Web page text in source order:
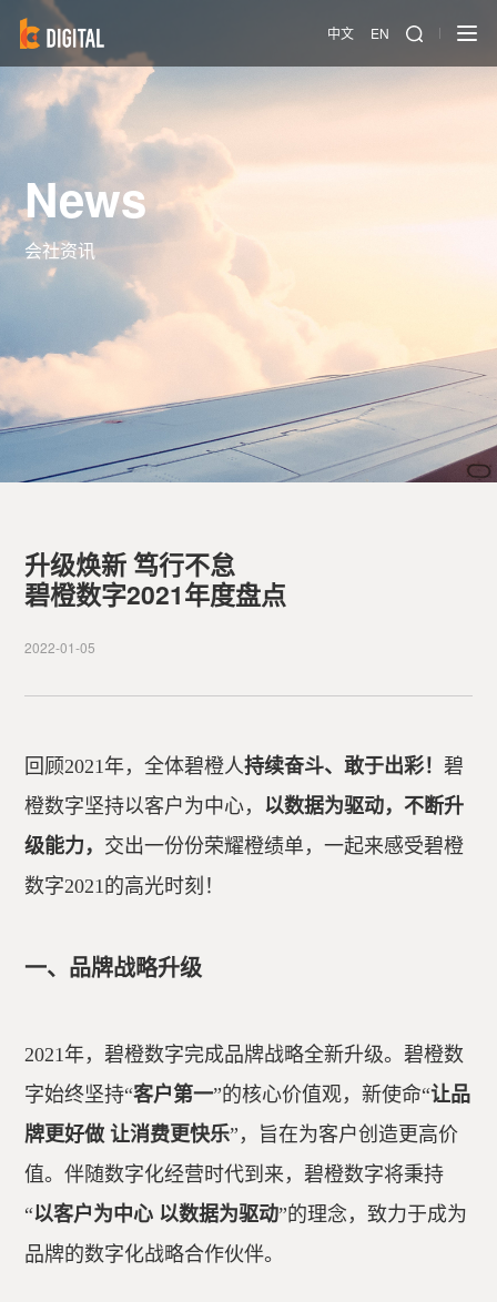
中文 EN
News
会社资讯
升级焕新 笃行不怠
碧橙数字2021年度盘点
2022-01-05
回顾2021年，全体碧橙人持续奋斗、敢于出彩！碧
橙数字坚持以客户为中心， 以数据为驱动，不断升
级能力， 交出一份份荣耀橙绩单，一起来感受碧橙
数字2021的高光时刻！
一、品牌战略升级
2021年，碧橙数字完成品牌战略全新升级。碧橙数
字始终坚持“客户第一”的核心价值观，新使命“让品
牌更好做 让消费更快乐”，旨在为客户创造更高价
值。伴随数字化经营时代到来，碧橙数字将秉持
“以客户为中心 以数据为驱动”的理念，致力于成为
品牌的数字化战略合作伙伴。